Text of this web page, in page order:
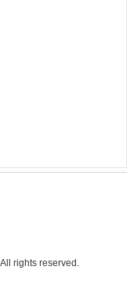
rights reserved.